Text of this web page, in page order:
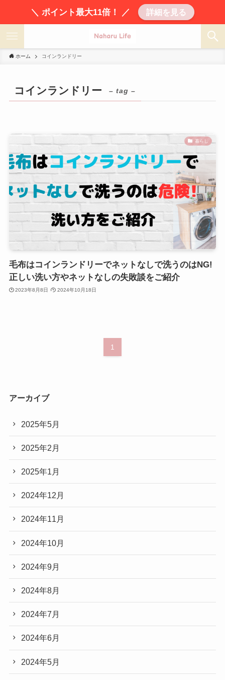
＼ ポイント最大11倍！ ／ 詳細を見る
ホーム コインランドリー
コインランドリー – tag –
暮らし
毛布はコインランドリーでネットなしで洗うのはNG!
正しい洗い方やネットなしの失敗談をご紹介
2023年8月8日 2024年10月18日
1
アーカイブ
2025年5月
2025年2月
2025年1月
2024年12月
2024年11月
2024年10月
2024年9月
2024年8月
2024年7月
2024年6月
2024年5月